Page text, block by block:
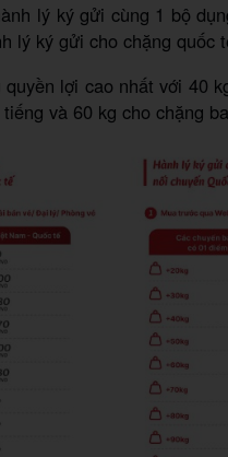
lý ký gửi cùng 1 bộ
lý ký gửi cho chặng quốc
quyền lợi cao nhất với 40
và 60 kg cho chặng